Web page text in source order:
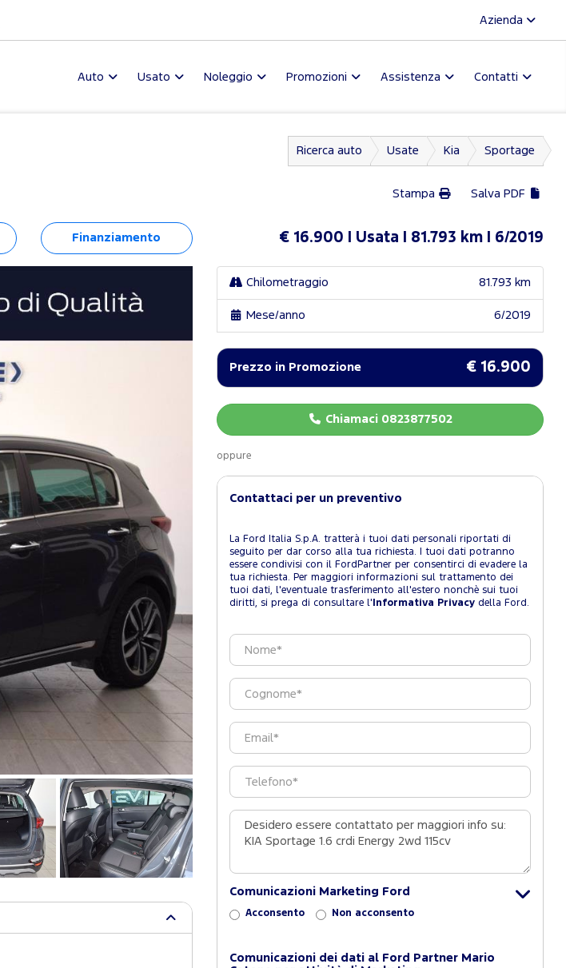
Azienda
Auto Usato Noleggio Promozioni Assistenza Contatti
Ricerca auto Usate Kia Sportage
Stampa Salva PDF
Finanziamento € 16.900 Usata 81.793 km 6/2019
Chilometraggio 81.793 km
Mese/anno 6/2019
Prezzo in Promozione € 16.900
Chiamaci 0823877502
oppure
Contattaci per un preventivo
La Ford Italia S.p.A. tratterà i tuoi dati personali riportati di
seguito per dar corso alla tua richiesta. I tuoi dati potranno
essere condivisi con il FordPartner per consentirci di evadere la
tua richiesta. Per maggiori informazioni sul trattamento dei
tuoi dati, l'eventuale trasferimento all'estero nonchè sui tuoi
diritti, si prega di consultare l' Informativa Privacydella Ford.
Comunicazioni Marketing Ford
Acconsento Non acconsento
Comunicazioni dei dati al Ford Partner Mario